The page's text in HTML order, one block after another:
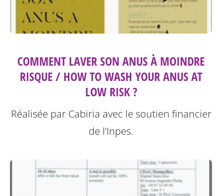
COMMENT LAVER SON ANUS À MOINDRE
RISQUE / HOW TO WASH YOUR ANUS AT
LOW RISK ?
Réalisée par Cabiria avec le soutien financier
de l’Inpes.